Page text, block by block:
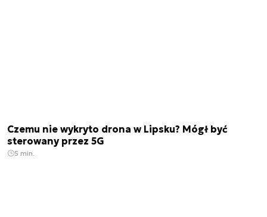
Czemu nie wykryto drona w Lipsku? Mógł być
sterowany przez 5G
5 min.